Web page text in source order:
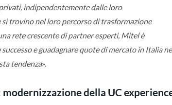
indipendentemente dalle loro
trovino nel loro percorso di trasformazione
rete crescente di partner esperti, Mitel è
e guadagnare quote di mercato in Italia
tendenza».
della UC